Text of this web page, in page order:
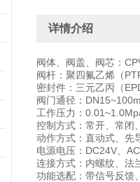
详情介绍
阀体、阀盖、阀芯：
阀杆：聚四氟乙烯（
密封件：三元乙丙（
阀门通径：
工作压力：
控制方式：常开、常闭
动作方式：直动式、先
电源电压：DC24V、
连接方式：内螺纹、法
功能选配：带信号反馈